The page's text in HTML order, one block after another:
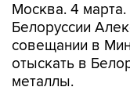
Москва. 4 марта.
Белоруссии
совещании в
отыскать в
металлы.